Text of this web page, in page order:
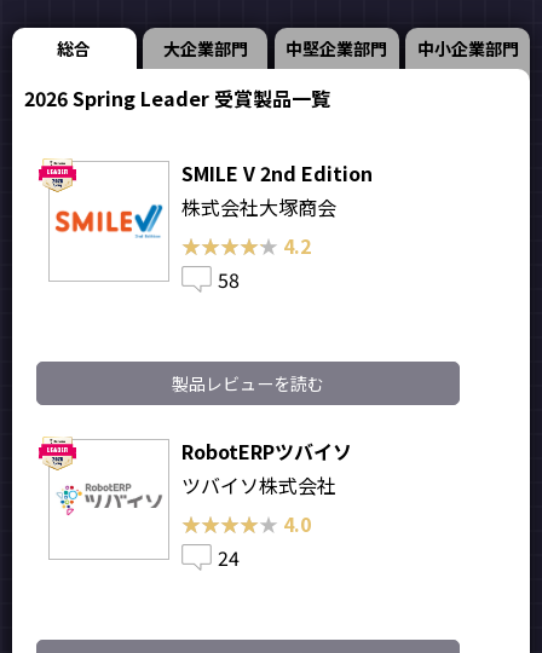
総合 大企業部門 中堅企業部門 中小企業部門
2026 Spring Leader 受賞製品一覧
SMILE V 2nd Edition
株式会社大塚商会
★★★★★
★★★★★ 4.2
58
製品レビューを読む
RobotERPツバイソ
ツバイソ株式会社
★★★★★
★★★★★ 4.0
24